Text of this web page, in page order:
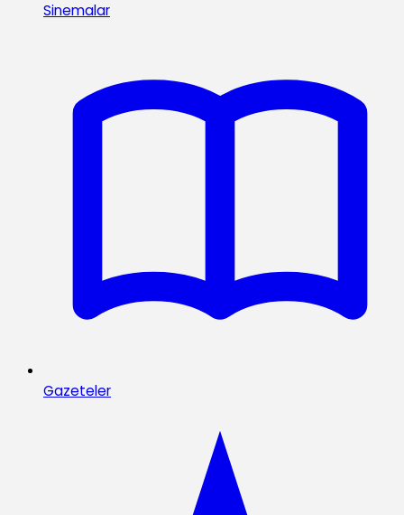
Sinemalar
Gazeteler